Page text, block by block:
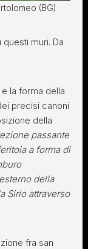
(BG)
muri. Da
la forma della
precisi canoni
della
passante
a forma di
della
Sirio attraverso
fra san